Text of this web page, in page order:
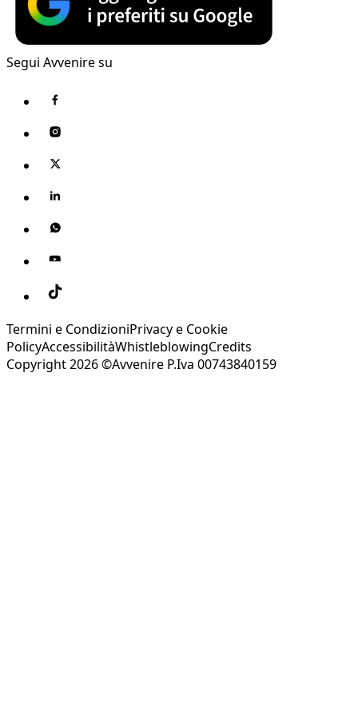
Segui Avvenire su
Termini e CondizioniPrivacy e Cookie
PolicyAccessibilitàWhistleblowingCredits
Copyright 2026 ©Avvenire P.Iva 00743840159